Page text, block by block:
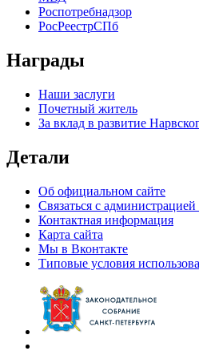
Роспотребнадзор
РосРеестрСПб
Награды
Наши заслуги
Почетный житель
За вклад в развитие
Детали
Об официальном сайте
Связаться с администрацией
Контактная информация
Карта сайта
Мы в Вконтакте
Типовые условия